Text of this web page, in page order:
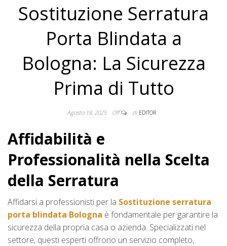
Sostituzione Serratura
Porta Blindata a
Bologna: La Sicurezza
Prima di Tutto
Agosto 18, 2025 Off di EDITOR
Affidabilità e
Professionalità nella Scelta
della Serratura
Affidarsi a professionisti per la Sostituzione serratura
porta blindata Bologna è fondamentale per garantire la
sicurezza della propria casa o azienda. Specializzati nel
settore, questi esperti offrono un servizio completo,